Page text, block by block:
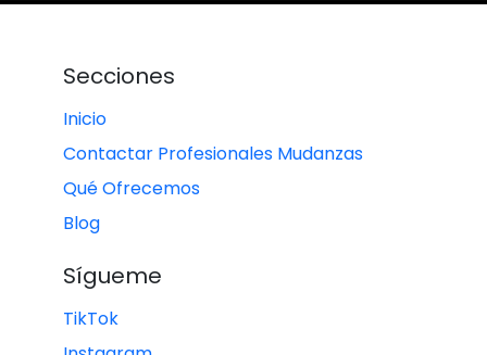
Secciones
Inicio
Contactar Profesionales Mudanzas
Qué Ofrecemos
Blog
Sígueme
TikTok